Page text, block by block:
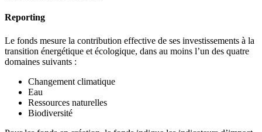
Reporting
Le fonds mesure la contribution effective de ses investissements à la
transition énergétique et écologique, dans au moins l’un des quatre
domaines suivants :
Changement climatique
Eau
Ressources naturelles
Biodiversité